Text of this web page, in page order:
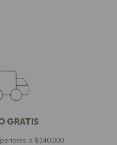
GRATIS
a $140.000